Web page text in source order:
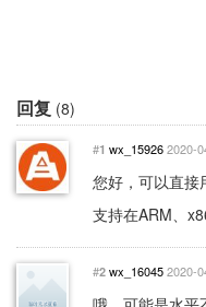
回复 (8)
#1 wx_159262020-
您好，可以直接
支持在ARM、
#2 wx_160452020-